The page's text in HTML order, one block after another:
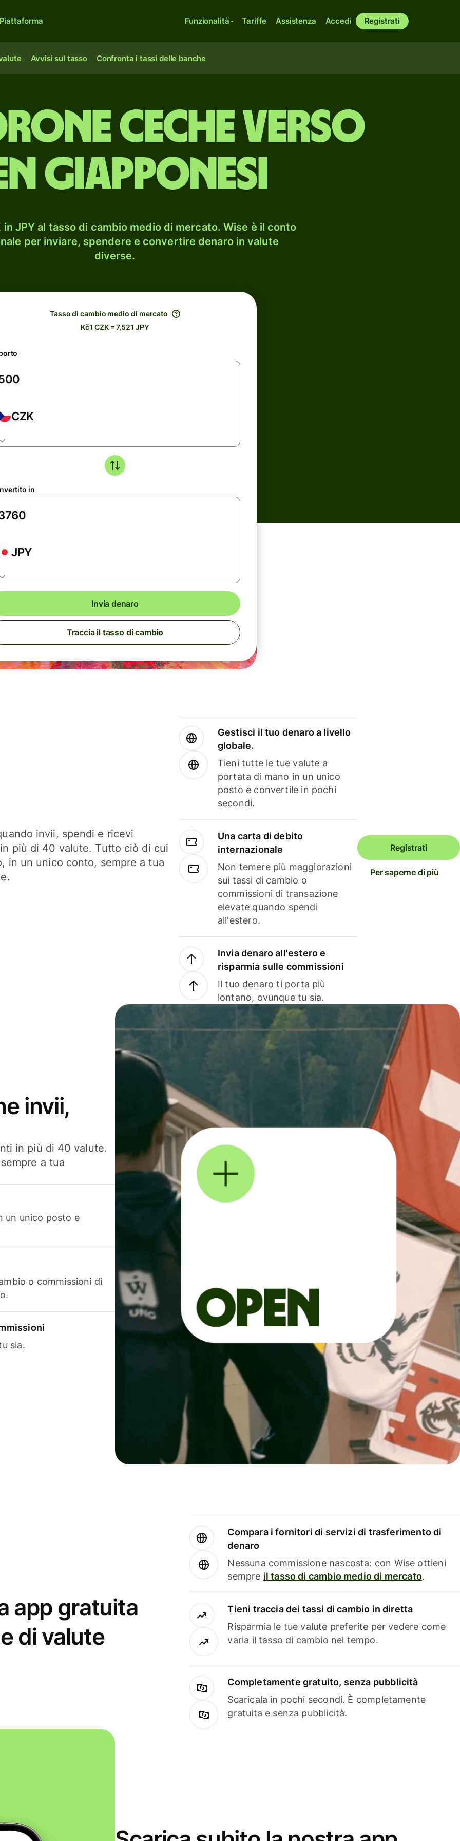
Funzionalità Tariffe Assistenza Accedi Registrati
Avvisi sul tasso Confronta i tassi delle banche
ceche verso
giapponesi
JPY al tasso di cambio medio di mercato. Wise è il conto
per inviare, spendere e convertire denaro in valute
diverse.
Tasso di cambio medio di mercato
Kč1 CZK = 7,521 JPY
CZK
in
JPY
Invia denaro
Traccia il tasso di cambio
invii, spendi e ricevi
più di 40 valute. Tutto ciò di cui
in un unico conto, sempre a tua
Gestisci il tuo denaro a livello
globale.
Tieni tutte le tue valute a
portata di mano in un unico
posto e convertile in pochi
secondi.
Una carta di debito
internazionale
Non temere più maggiorazioni
sui tassi di cambio o
commissioni di transazione
elevate quando spendi
all'estero.
Invia denaro all'estero e
risparmia sulle commissioni
Il tuo denaro ti porta più
lontano, ovunque tu sia.
Registrati
Per saperne di più
invii,
in più di 40 valute.
a tua
un unico posto e
o commissioni di
sia.
app gratuita
di valute
Compara i fornitori di servizi di trasferimento di
denaro
Nessuna commissione nascosta: con Wise ottieni
sempre il tasso di cambio medio di mercato.
Tieni traccia dei tassi di cambio in diretta
Risparmia le tue valute preferite per vedere come
varia il tasso di cambio nel tempo.
Completamente gratuito, senza pubblicità
Scaricala in pochi secondi. È completamente
gratuita e senza pubblicità.